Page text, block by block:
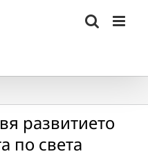
развитието
по света